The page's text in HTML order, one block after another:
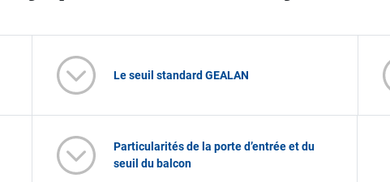
Le seuil standard GEALAN
Particularités de la porte d’entrée et du
seuil du balcon